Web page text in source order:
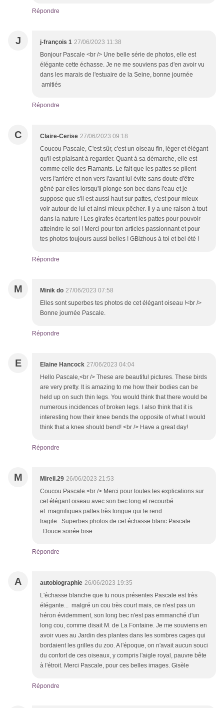
Répondre
J j-françois 1 27/06/2023 11:38
Bonjour Pascale <br /> Une belle série de photos, elle est
élégante cette échasse. Je ne me souviens pas d'en avoir vu
dans les marais de l'estuaire de la Seine, bonne journée
amitiés
Répondre
C Claire-Cerise 27/06/2023 09:18
Coucou Pascale, C'est sûr, c'est un oiseau fin, léger et élégant
qu'il est plaisant à regarder. Quant à sa démarche, elle est
comme celle des Flamants. Le fait que les pattes se plient
vers l'arrière et non vers l'avant lui évite sans doute d'être
gêné par elles lorsqu'il plonge son bec dans l'eau et je
suppose que s'il est aussi haut sur pattes, c'est pour mieux
voir autour de lui et ainsi mieux pêcher. Il y a une raison à tout
dans la nature ! Les girafes écartent les pattes pour pouvoir
atteindre le sol ! Merci pour ton articles passionnant et pour
tes photos toujours aussi belles ! GBizhous à toi et bel été !
Répondre
M Minik do 27/06/2023 07:58
Elles sont superbes tes photos de cet élégant oiseau !<br />
Bonne journée Pascale.
Répondre
E Elaine Hancock 27/06/2023 04:04
Hello Pascale,<br /> These are beautiful pictures. These birds
are very pretty. It is amazing to me how their bodies can be
held up on such thin legs. You would think that there would be
numerous incidences of broken legs. I also think that it is
interesting how their knee bends the opposite of what I would
think that a knee should bend! <br /> Have a great day!
Répondre
M Mireil.29 26/06/2023 21:53
Coucou Pascale.<br /> Merci pour toutes tes explications sur
cet élégant oiseau avec son bec long et recourbé
et magnifiques pattes très longue qui le rend
fragile.. Superbes photos de cet échasse blanc Pascale
..Douce soirée bise.
Répondre
A autobiographie 26/06/2023 19:35
L'échasse blanche que tu nous présentes Pascale est très
élégante... malgré un cou très court mais, ce n'est pas un
héron évidemment, son long bec n'est pas emmanché d'un
long cou, comme disait M. de La Fontaine. Je me souviens en
avoir vues au Jardin des plantes dans les sombres cages qui
bordaient les grilles du zoo. A l'époque, on n'avait aucun souci
du confort de ces oiseaux, y compris l'aigle royal, pauvre bête
à l'étroit. Merci Pascale, pour ces belles images. Gisèle
Répondre